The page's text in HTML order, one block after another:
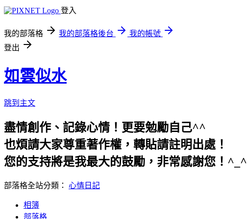
登入
我的部落格 我的部落格後台
我的帳號
登出
如雲似水
跳到主文
盡情創作、記錄心情！更要勉勵自己^^
也煩請大家尊重著作權，轉貼請註明出處！
您的支持將是我最大的鼓勵，非常感謝您！^_^
部落格全站分類： 心情日記
相簿
部落格